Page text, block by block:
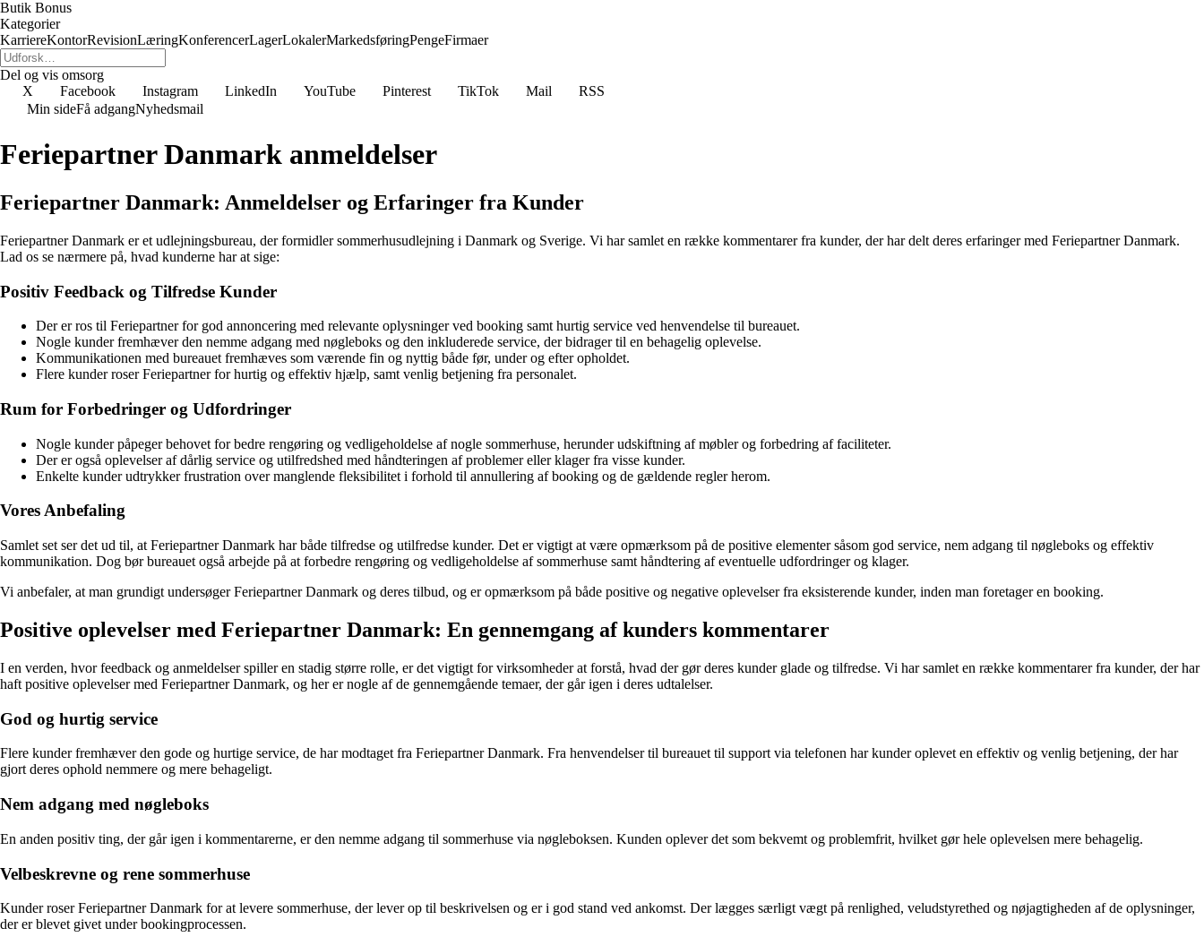
Butik Bonus
Kategorier
KarriereKontorRevisionLæringKonferencerLagerLokalerMarkedsføringPengeFirmaer
Del og vis omsorg
X
Facebook Instagram LinkedIn YouTube Pinterest TikTok Mail
RSS
Min sideFå adgangNyhedsmail
Feriepartner Danmark anmeldelser
Feriepartner Danmark: Anmeldelser og Erfaringer fra Kunder
Feriepartner Danmark er et udlejningsbureau, der formidler sommerhusudlejning i Danmark og Sverige. Vi har samlet en række kommentarer fra kunder, der har delt deres erfaringer med Feriepartner Danmark.
Lad os se nærmere på, hvad kunderne har at sige:
Positiv Feedback og Tilfredse Kunder
Der er ros til Feriepartner for god annoncering med relevante oplysninger ved booking samt hurtig service ved henvendelse til bureauet.
Nogle kunder fremhæver den nemme adgang med nøgleboks og den inkluderede service, der bidrager til en behagelig oplevelse.
Kommunikationen med bureauet fremhæves som værende fin og nyttig både før, under og efter opholdet.
Flere kunder roser Feriepartner for hurtig og effektiv hjælp, samt venlig betjening fra personalet.
Rum for Forbedringer og Udfordringer
Nogle kunder påpeger behovet for bedre rengøring og vedligeholdelse af nogle sommerhuse, herunder udskiftning af møbler og forbedring af faciliteter.
Der er også oplevelser af dårlig service og utilfredshed med håndteringen af problemer eller klager fra visse kunder.
Enkelte kunder udtrykker frustration over manglende fleksibilitet i forhold til annullering af booking og de gældende regler herom.
Vores Anbefaling
Samlet set ser det ud til, at Feriepartner Danmark har både tilfredse og utilfredse kunder. Det er vigtigt at være opmærksom på de positive elementer såsom god service, nem adgang til nøgleboks og effektiv
kommunikation. Dog bør bureauet også arbejde på at forbedre rengøring og vedligeholdelse af sommerhuse samt håndtering af eventuelle udfordringer og klager.
Vi anbefaler, at man grundigt undersøger Feriepartner Danmark og deres tilbud, og er opmærksom på både positive og negative oplevelser fra eksisterende kunder, inden man foretager en booking.
Positive oplevelser med Feriepartner Danmark: En gennemgang af kunders kommentarer
I en verden, hvor feedback og anmeldelser spiller en stadig større rolle, er det vigtigt for virksomheder at forstå, hvad der gør deres kunder glade og tilfredse. Vi har samlet en række kommentarer fra kunder, der har
haft positive oplevelser med Feriepartner Danmark, og her er nogle af de gennemgående temaer, der går igen i deres udtalelser.
God og hurtig service
Flere kunder fremhæver den gode og hurtige service, de har modtaget fra Feriepartner Danmark. Fra henvendelser til bureauet til support via telefonen har kunder oplevet en effektiv og venlig betjening, der har
gjort deres ophold nemmere og mere behageligt.
Nem adgang med nøgleboks
En anden positiv ting, der går igen i kommentarerne, er den nemme adgang til sommerhuse via nøgleboksen. Kunden oplever det som bekvemt og problemfrit, hvilket gør hele oplevelsen mere behagelig.
Velbeskrevne og rene sommerhuse
Kunder roser Feriepartner Danmark for at levere sommerhuse, der lever op til beskrivelsen og er i god stand ved ankomst. Der lægges særligt vægt på renlighed, veludstyrethed og nøjagtigheden af de oplysninger,
der er blevet givet under bookingprocessen.